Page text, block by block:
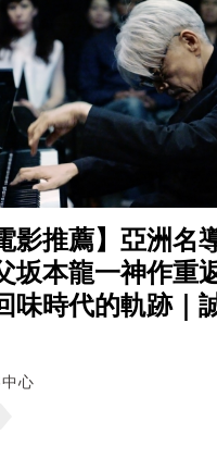
影推薦】亞洲名
坂本龍一神作重
味時代的軌跡｜
心